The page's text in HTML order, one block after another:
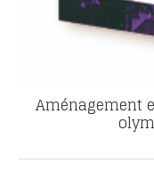
Aménagement